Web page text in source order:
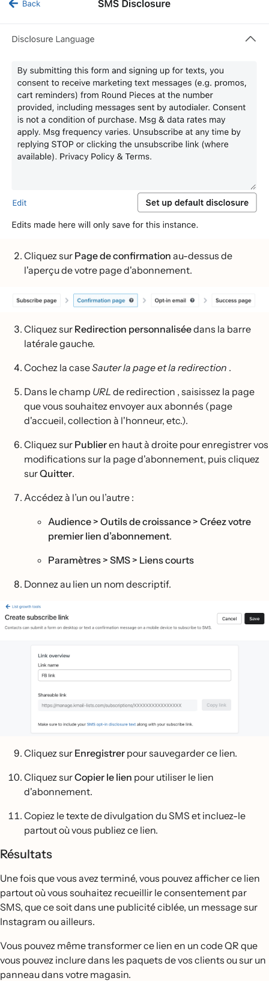
Cliquez sur Page de confirmation au-dessus de
l'aperçu de votre page d'abonnement.
Cliquez sur Redirection personnaliséedans la barre
latérale gauche.
Cochez la caseSauter la page et la redirection .
Dans le champ URL de redirection , saisissez la page
que vous souhaitez envoyer aux abonnés (page
d'accueil, collection à l'honneur, etc.).
Cliquez sur Publieren haut à droite pour enregistrer vos
modifications sur la page d'abonnement, puis cliquez
surQuitter.
Accédez à l’un ou l’autre :
Audience > Outils de croissance > Créez votre
premier lien d’abonnement.
Paramètres > SMS > Liens courts
Donnez au lien un nom descriptif.
Cliquez sur Enregistrer pour sauvegarder ce lien.
Cliquez surCopier le lien pour utiliser le lien
d'abonnement.
Copiez le texte de divulgation du SMS et incluez-le
partout où vous publiez ce lien.
Résultats
Une fois que vous avez terminé, vous pouvez afficher ce lien
partout où vous souhaitez recueillir le consentement par
SMS, que ce soit dans une publicité ciblée, un message sur
Instagram ou ailleurs.
Vous pouvez même transformer ce lien en un code QR que
vous pouvez inclure dans les paquets de vos clients ou sur un
panneau dans votre magasin.